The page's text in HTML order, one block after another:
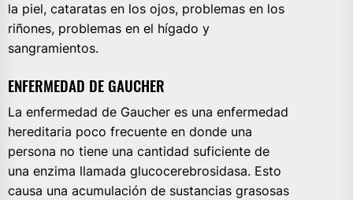
la piel, cataratas en los ojos, problemas en los
riñones, problemas en el hígado y
sangramientos.
ENFERMEDAD DE GAUCHER
La enfermedad de Gaucher es una enfermedad
hereditaria poco frecuente en donde una
persona no tiene una cantidad suficiente de
una enzima llamada glucocerebrosidasa. Esto
causa una acumulación de sustancias grasosas